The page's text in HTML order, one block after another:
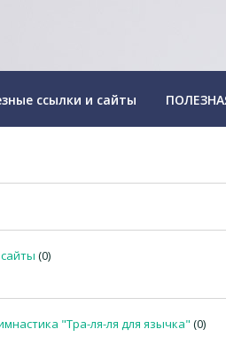
ссылки и сайты
(0)
"Тра-ля-ля для язычка" (0)